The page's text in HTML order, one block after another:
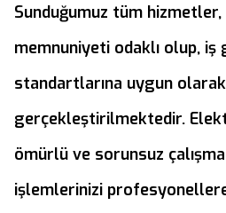
Sunduğumuz tüm
memnuniyeti odaklı olup, iş
standartlarına uygun olarak
gerçekleştirilmektedir.
ömürlü ve sorunsuz
işlemlerinizi profesyonellere